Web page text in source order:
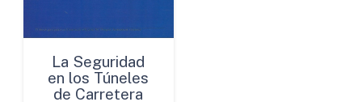
La Seguridad
en los Túneles
de Carretera